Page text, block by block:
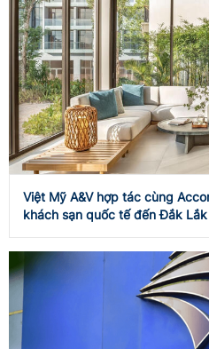
Việt Mỹ A&V hợp tác cùng
khách sạn quốc tế đến Đắk Lắk